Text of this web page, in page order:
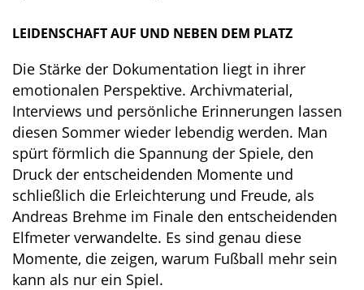
LEIDENSCHAFT AUF UND NEBEN DEM PLATZ
Die Stärke der Dokumentation liegt in ihrer
emotionalen Perspektive. Archivmaterial,
Interviews und persönliche Erinnerungen lassen
diesen Sommer wieder lebendig werden. Man
spürt förmlich die Spannung der Spiele, den
Druck der entscheidenden Momente und
schließlich die Erleichterung und Freude, als
Andreas Brehme im Finale den entscheidenden
Elfmeter verwandelte. Es sind genau diese
Momente, die zeigen, warum Fußball mehr sein
kann als nur ein Spiel.